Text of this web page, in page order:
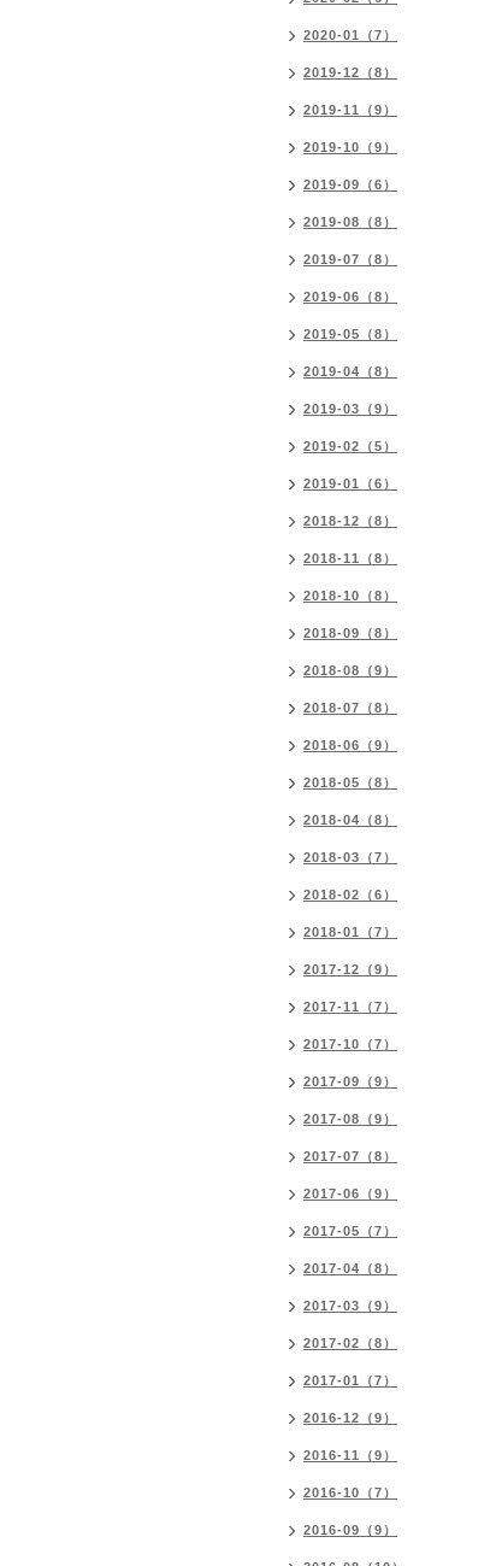
2020-01（7）
2019-12（8）
2019-11（9）
2019-10（9）
2019-09（6）
2019-08（8）
2019-07（8）
2019-06（8）
2019-05（8）
2019-04（8）
2019-03（9）
2019-02（5）
2019-01（6）
2018-12（8）
2018-11（8）
2018-10（8）
2018-09（8）
2018-08（9）
2018-07（8）
2018-06（9）
2018-05（8）
2018-04（8）
2018-03（7）
2018-02（6）
2018-01（7）
2017-12（9）
2017-11（7）
2017-10（7）
2017-09（9）
2017-08（9）
2017-07（8）
2017-06（9）
2017-05（7）
2017-04（8）
2017-03（9）
2017-02（8）
2017-01（7）
2016-12（9）
2016-11（9）
2016-10（7）
2016-09（9）